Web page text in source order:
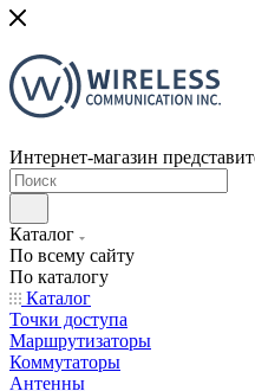
Интернет-магазин
Каталог
По всему сайту
По каталогу
Каталог
Точки доступа
Маршрутизаторы
Коммутаторы
Антенны